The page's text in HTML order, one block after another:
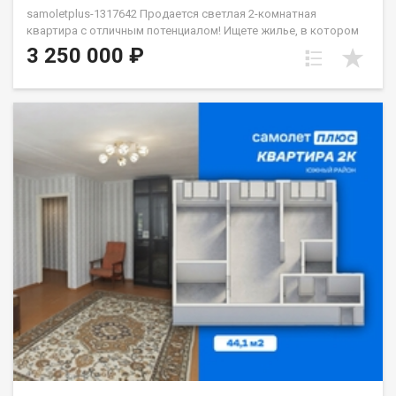
samoletplus-1317642 Продается светлая 2-комнатная
квартира с отличным потенциалом! Ищете жилье, в котором
можно сразу воплотить свои дизайнерские идеи? Это
отличный вариант. Квартира требует косметического
перегородка из ДВП — её можно быстро убрать, объединив
пространство, или же грамотно зонировать. Удобная
особенность: комнаты можно сделать полностью
изолированными, а в пространстве между ними обустроить
вместительную гардеробную или кладовую. Кухня 6 кв.м,
раздельный санузел и уютный балкон. Бонус: установлены
качественные чугунные радиаторы — в квартире всегда будет
тепло. Расположение:Дом находится в районе с развитой
инфраструктурой. Всё необходимое — буквально под рукой:
школа, детские сады (в том числе с бассейном), магазины,
поликлиника, стоматология и почта. Остановка транспорта в
паре минут ходьбы. Подъезд чистый и ухоженный, соседи
спокойные. Юридическая чистота:Один взрослый
собственник, никаких обременений. Материнский капитал не
использовался, документы полностью готовы к сделке.
Готовы показать квартиру в любое удобное для вас время.
3 250 000 ₽